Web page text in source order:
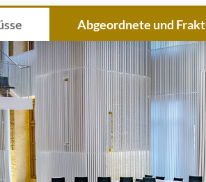
Abgeordnete und